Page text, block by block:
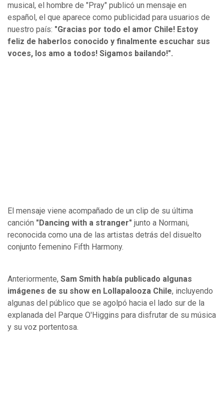
musical, el hombre de "Pray" publicó un mensaje en
español, el que aparece como publicidad para usuarios de
nuestro país: "Gracias por todo el amor Chile! Estoy
feliz de haberlos conocido y finalmente escuchar sus
voces, los amo a todos! Sigamos bailando!".
El mensaje viene acompañado de un clip de su última
canción "Dancing with a stranger" junto a Normani,
reconocida como una de las artistas detrás del disuelto
conjunto femenino Fifth Harmony.
Anteriormente, Sam Smith había publicado algunas
imágenes de su show en Lollapalooza Chile, incluyendo
algunas del público que se agolpó hacia el lado sur de la
explanada del Parque O'Higgins para disfrutar de su música
y su voz portentosa.